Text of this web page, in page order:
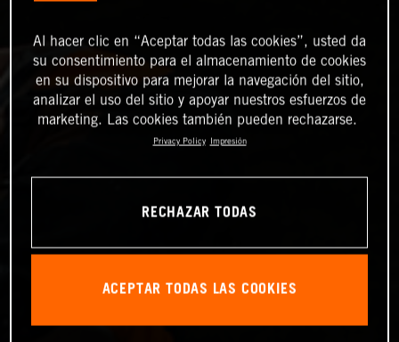
Al hacer clic en “Aceptar todas las cookies”, usted da
su consentimiento para el almacenamiento de cookies
en su dispositivo para mejorar la navegación del sitio,
analizar el uso del sitio y apoyar nuestros esfuerzos de
marketing. Las cookies también pueden rechazarse.
Privacy Policy Impresión
RECHAZAR TODAS
ACEPTAR TODAS LAS COOKIES